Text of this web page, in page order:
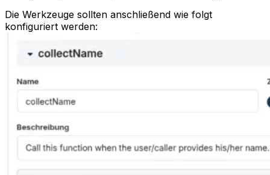
Die Werkzeuge sollten anschließend wie folgt
konfiguriert werden: